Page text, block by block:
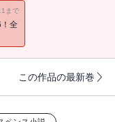
に挑む！ 壮大なミス
まで
！全
この作品の最新巻